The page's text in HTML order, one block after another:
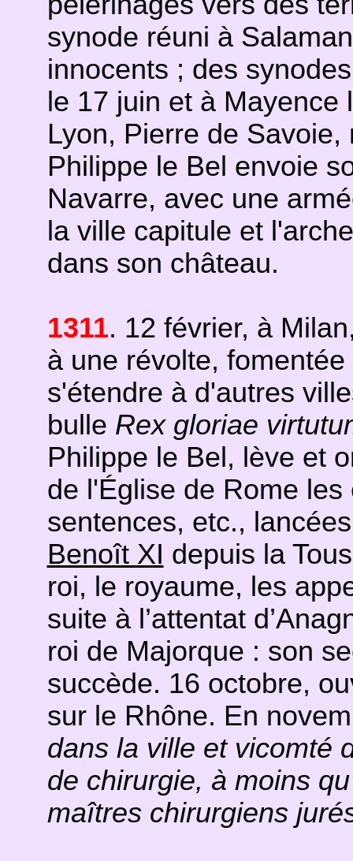
synode réuni à
innocents ; des
le 17 juin et à
Lyon, Pierre de
Philippe le Bel envoie
Navarre, avec une
la ville capitule et
dans son château.
1311. 12 février, à
à une révolte,
s'étendre à d'autres
bulle Rex gloriae
Philippe le Bel, lève et
de l'Église de Rome
sentences, etc.,
Benoît XI depuis la
roi, le royaume, les
suite à l’attentat
roi de Majorque : son
succède. 16 octobre,
sur le Rhône. En
dans la ville et vicomté
de chirurgie, à moins
maîtres chirurgiens